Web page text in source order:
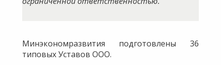
Минэкономразвития подготовлены 36
типовых Уставов ООО.